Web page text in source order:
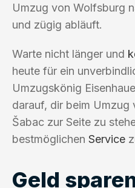
Umzug von Wolfsburg
und zügig abläuft.
Warte nicht länger und
heute für ein
Umzugskönig
darauf, dir beim Umzug
Šabac zur Seite zu
bestmöglichen Service
Geld